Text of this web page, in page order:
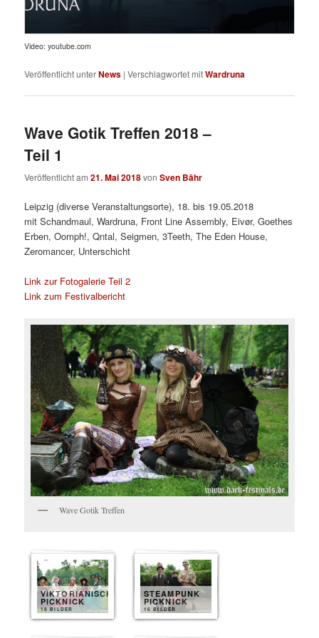
Video: youtube.com
Veröffentlicht unterNews |Verschlagwortet mitWardruna
Wave Gotik Treffen 2018 –
Teil 1
Veröffentlicht am21. Mai 2018vonSven Bähr
Leipzig (diverse Veranstaltungsorte), 18. bis 19.05.2018
mit Schandmaul, Wardruna, Front Line Assembly, Eivør, Goethes
Erben, Oomph!, Qntal, Seigmen, 3Teeth, The Eden House,
Zeromancer, Unterschicht
Link zur Fotogalerie Teil 2
Link zum Festivalbericht
Wave Gotik Treffen
VIKTORIANISCHES
PICKNICK
18 BILDER
STEAMPUNK
PICKNICK
16 BILDER